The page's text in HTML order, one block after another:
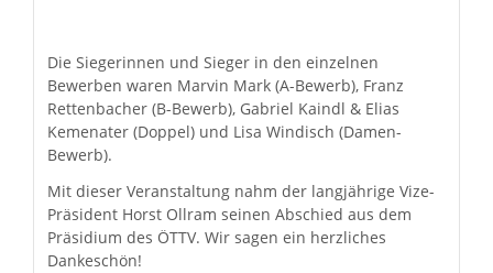
Die Siegerinnen und Sieger in den einzelnen
Bewerben waren Marvin Mark (A-Bewerb), Franz
Rettenbacher (B-Bewerb), Gabriel Kaindl & Elias
Kemenater (Doppel) und Lisa Windisch (Damen-
Bewerb).
Mit dieser Veranstaltung nahm der langjährige Vize-
Präsident Horst Ollram seinen Abschied aus dem
Präsidium des ÖTTV. Wir sagen ein herzliches
Dankeschön!